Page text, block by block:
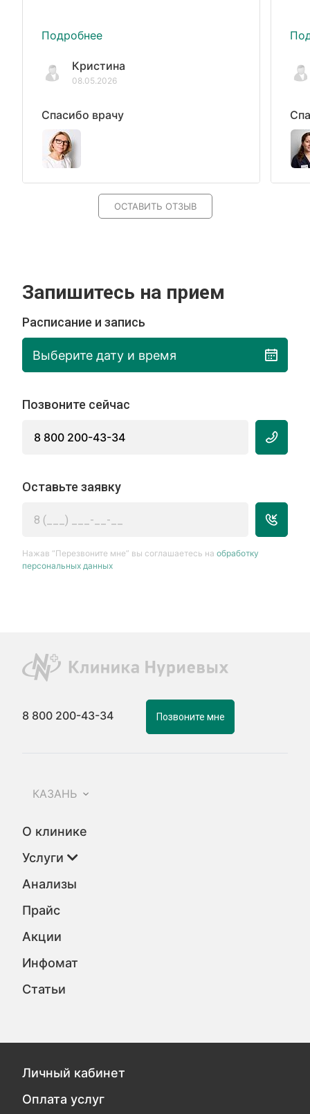
Подробнее
Кристина
08.05.2026
Спасибо врачу
ОСТАВИТЬ ОТЗЫВ
Запишитесь на прием
Расписание и запись
Выберите дату и время
Позвоните сейчас
8 800 200-43-34
Оставьте заявку
Нажав “Перезвоните мне” вы соглашаетесь наобработку
персональных данных
8 800 200-43-34 Позвоните мне
КАЗАНЬ
О клинике
Услуги
Анализы
Прайс
Акции
Инфомат
Статьи
Личный кабинет
Оплата услуг